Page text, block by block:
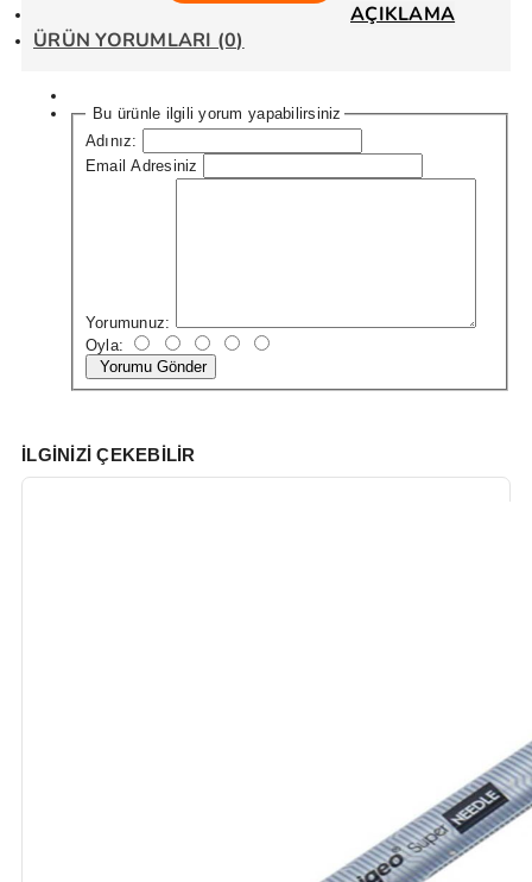
AÇIKLAMA
ÜRÜN YORUMLARI (0)
Bu ürünle ilgili yorum yapabilirsiniz
Adınız:
Email Adresiniz
Yorumunuz:
Oyla:
Yorumu Gönder
İLGINIZI ÇEKEBILIR